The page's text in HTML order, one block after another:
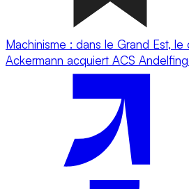
Machinisme : dans le Grand Est, le
Ackermann acquiert ACS